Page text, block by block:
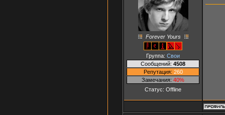
Forever Yours
Группа: Свои
Сообщений: 4508
Репутация: 260
Замечания: 40%
Статус: Offline